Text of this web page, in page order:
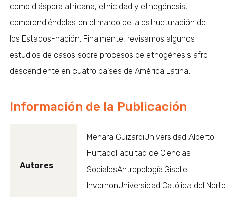
como diáspora africana, etnicidad y etnogénesis,
comprendiéndolas en el marco de la estructuración de
los Estados-nación. Finalmente, revisamos algunos
estudios de casos sobre procesos de etnogénesis afro-
descendiente en cuatro países de América Latina.
Información de la Publicación
Autores
Menara GuizardiUniversidad Alberto
HurtadoFacultad de Ciencias
SocialesAntropología.Giselle
InvernonUniversidad Católica del